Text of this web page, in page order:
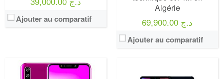
Ajouter au comparatif
Algérie
69,900.00 د.ج
Ajouter au comparatif